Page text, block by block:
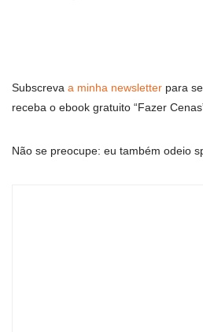
Subscreva a minha newsletter para
receba o ebook gratuito “Fazer
Não se preocupe: eu também odeio